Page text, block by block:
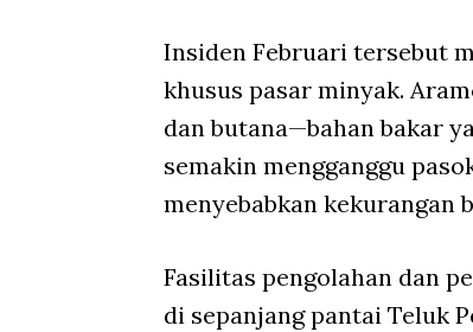
Insiden Februari tersebut
khusus pasar minyak.
dan butana—bahan bakar
semakin mengganggu
menyebabkan kekurangan
Fasilitas pengolahan dan
di sepanjang pantai Teluk